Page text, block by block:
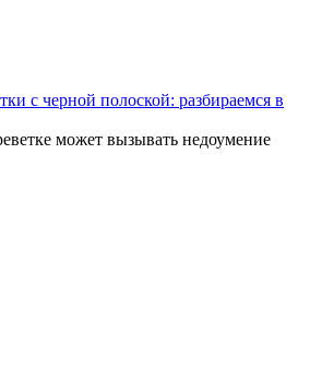
с черной полоской: разбираемся в
может вызывать недоумение